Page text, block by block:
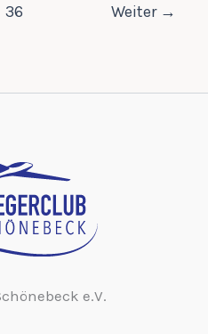
36 Weiter →
e.V.